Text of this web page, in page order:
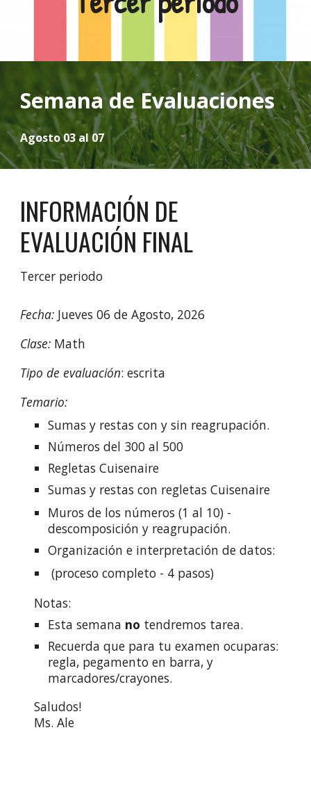
Semana de Evaluaciones
Agosto 03 al 07
INFORMACIÓN DE
EVALUACIÓN FINAL
Tercer periodo
Fecha: Jueves 06 de Agosto, 2026
Clase: Math
Tipo de evaluación: escrita
Temario:
Sumas y restas con y sin reagrupación.
Números del 300 al 500
Regletas Cuisenaire
Sumas y restas con regletas Cuisenaire
Muros de los números (1 al 10) -
descomposición y reagrupación.
Organización e interpretación de datos:
(proceso completo - 4 pasos)
Notas:
Esta semana no tendremos tarea.
Recuerda que para tu examen ocuparas:
regla, pegamento en barra, y
marcadores/crayones.
Saludos!
Ms. Ale